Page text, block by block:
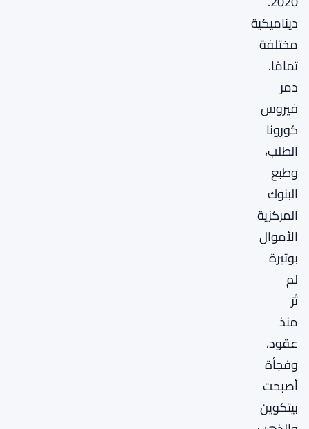
ديناميكية
مختلفة
تمامًا.
دمر
فيروس
كورونا
الطلب،
وطبع
البنوك
المركزية
الأموال
بوتيرة
لم
تُرَ
منذ
عقود،
وفجأة
أصبحت
بيتكوين